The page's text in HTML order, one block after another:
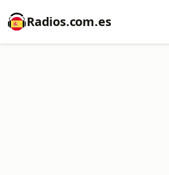
Radios.com.es